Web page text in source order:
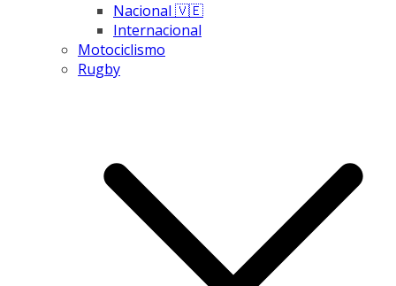
Nacional 🇻🇪
Internacional
Motociclismo
Rugby